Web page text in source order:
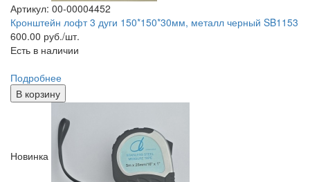
Артикул: 00-00004452
Кронштейн лофт 3 дуги 150*150*30мм, металл черный SB1153
600.00 руб./шт.
Есть в наличии
Подробнее
В корзину
Новинка